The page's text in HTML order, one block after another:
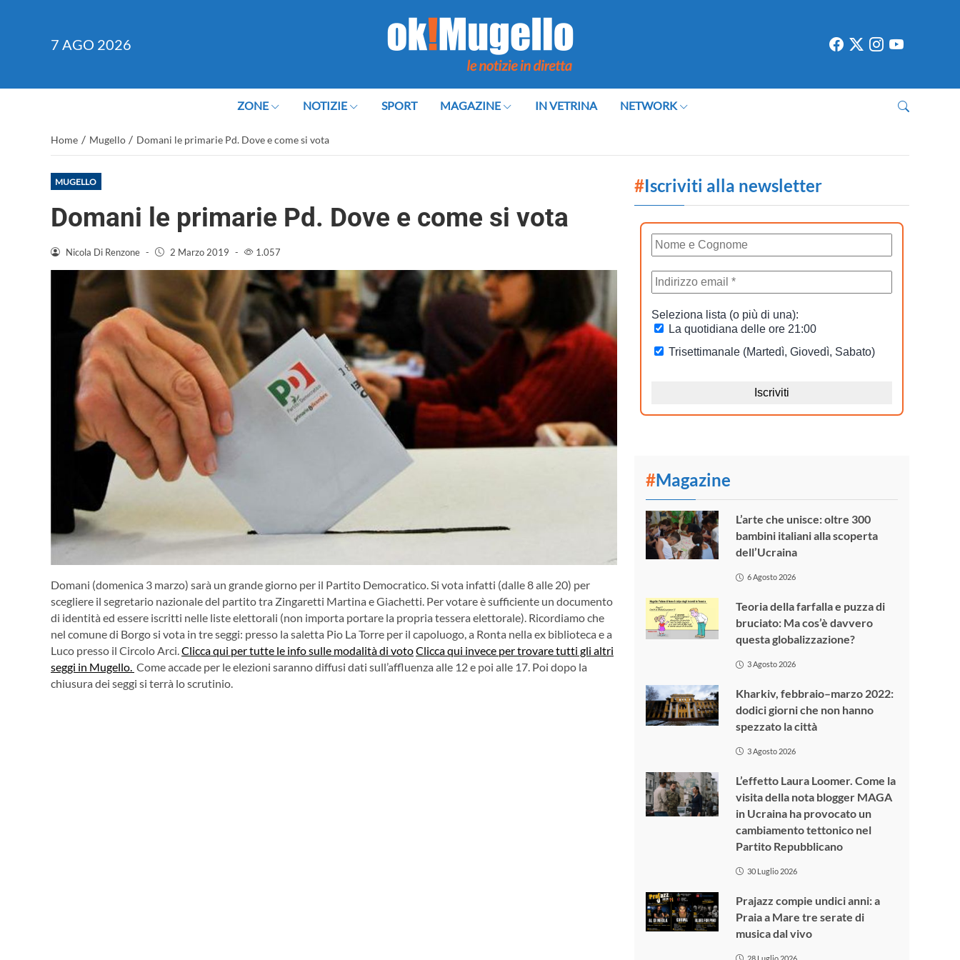
7 AGO 2026
ZONE NOTIZIE SPORT MAGAZINE IN VETRINA NETWORK
Home / Mugello / Domani le primarie Pd. Dove e come si vota
MUGELLO
Domani le primarie Pd. Dove e come si vota
Nicola Di Renzone - 2 Marzo 2019 - 1.057
Domani (domenica 3 marzo) sarà un grande giorno per il Partito Democratico. Si vota infatti (dalle 8 alle 20) per
scegliere il segretario nazionale del partito tra Zingaretti Martina e Giachetti. Per votare è sufficiente un documento
di identità ed essere iscritti nelle liste elettorali (non importa portare la propria tessera elettorale). Ricordiamo che
nel comune di Borgo si vota in tre seggi: presso la saletta Pio La Torre per il capoluogo, a Ronta nella ex biblioteca e a
Luco presso il Circolo Arci.Clicca qui per tutte le info sulle modalità di votoClicca qui invece per trovare tutti gli altri
seggi in Mugello. Come accade per le elezioni saranno diffusi dati sull’affluenza alle 12 e poi alle 17. Poi dopo la
chiusura dei seggi si terrà lo scrutinio.
#Iscriviti alla newsletter
#Magazine
L’arte che unisce: oltre 300
bambini italiani alla scoperta
dell’Ucraina
6 Agosto 2026
Teoria della farfalla e puzza di
bruciato: Ma cos’è davvero
questa globalizzazione?
3 Agosto 2026
Kharkiv, febbraio–marzo 2022:
dodici giorni che non hanno
spezzato la città
3 Agosto 2026
L’effetto Laura Loomer. Come la
visita della nota blogger MAGA
in Ucraina ha provocato un
cambiamento tettonico nel
Partito Repubblicano
30 Luglio 2026
Prajazz compie undici anni: a
Praia a Mare tre serate di
musica dal vivo
28 Luglio 2026